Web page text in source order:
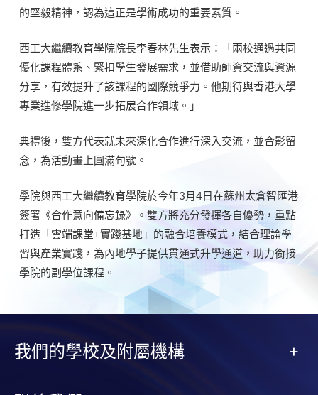
的堅毅精神，認為這正是學術成功的重要素質。
西工大繼續教育學院院長李春林先生表示：「兩校通過共同
優化課程體系、緊扣學生發展需求，並借助師資交流與資源
分享，有效提升了該課程的國際競爭力。他期待與香港大學
專業進修學院進一步拓展合作領域。」
典禮後，雙方代表就未來深化合作進行深入交流，並合影留
念，為活動畫上圓滿句號。
學院與西工大繼續教育學院於今年3月4日在蘇州太倉智匯港
簽署《合作意向備忘錄》。雙方將充分發揮各自優勢，重點
打造「雲端課堂+實踐基地」的融合培養模式，結合理論學
習與產業實踐，為內地學子提供貫通式升學通道，助力銜接
學院的副學位課程。
我們的學校及附屬機構